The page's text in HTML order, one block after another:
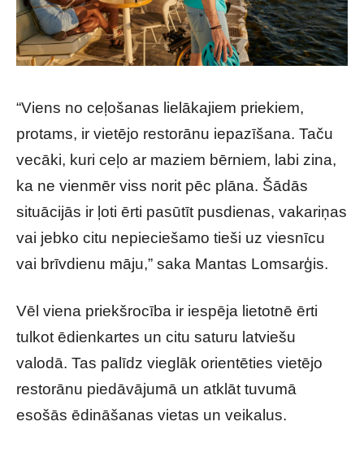
“Viens no ceļošanas lielākajiem priekiem,
protams, ir vietējo restorānu iepazīšana. Taču
vecāki, kuri ceļo ar maziem bērniem, labi zina,
ka ne vienmēr viss norit pēc plāna. Šādās
situācijās ir ļoti ērti pasūtīt pusdienas, vakariņas
vai jebko citu nepieciešamo tieši uz viesnīcu
vai brīvdienu māju,” saka Mantas Lomsarģis.
Vēl viena priekšrocība ir iespēja lietotnē ērti
tulkot ēdienkartes un citu saturu latviešu
valodā. Tas palīdz vieglāk orientēties vietējo
restorānu piedāvājumā un atklāt tuvumā
esošās ēdināšanas vietas un veikalus.